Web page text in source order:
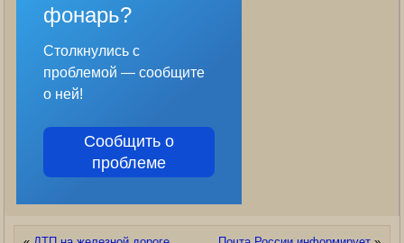
фонарь?
Столкнулись с
проблемой — сообщите
о ней!
Сообщить о
проблеме